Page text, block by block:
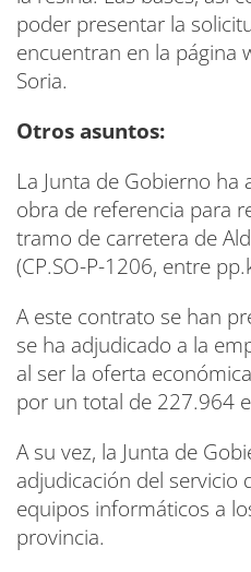
poder presentar la
encuentran en la página
Soria.
Otros asuntos:
La Junta de Gobierno
obra de referencia para
tramo de carretera de
(CP.SO-P-1206, entre
A este contrato se han
se ha adjudicado a la
al ser la oferta
por un total de 227.964
A su vez, la Junta de
adjudicación del servicio
equipos informáticos a
provincia.